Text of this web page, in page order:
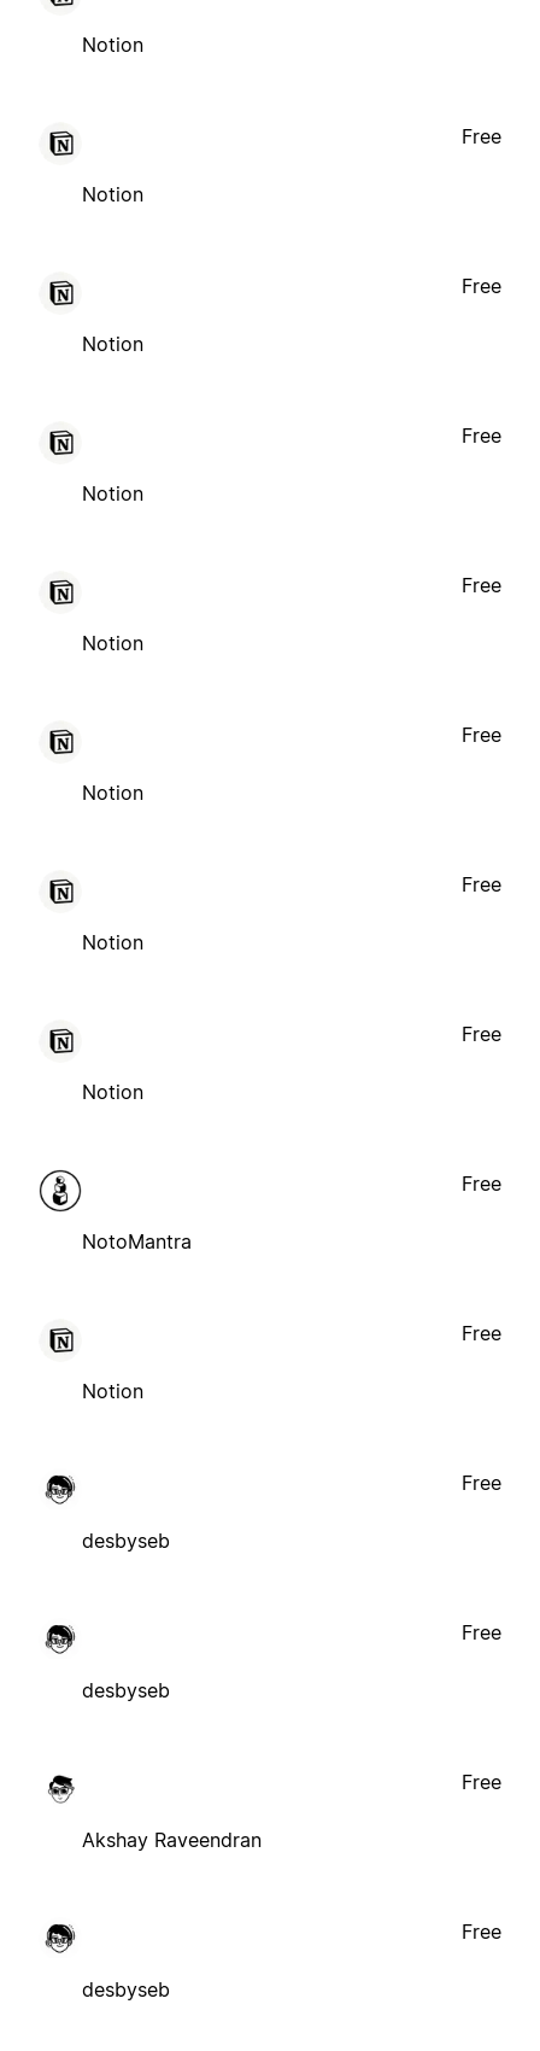
Notion
Notion
Free
Notion
Free
Notion
Free
Notion
Free
Notion
Free
Notion
Free
Notion
Free
NotoMantra
Free
Notion
Free
desbyseb
Free
desbyseb
Free
Akshay Raveendran
Free
desbyseb
Free